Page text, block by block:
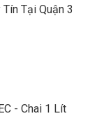
Tại Quận 3
- Chai 1 Lít